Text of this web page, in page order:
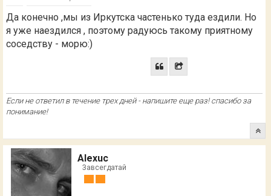
Да конечно ,мы из Иркутска частенько туда ездили. Но
я уже наездился , поэтому радуюсь такому приятному
соседству - морю:)
Если не ответил в течение трех дней - напишите еще раз! спасибо за
понимание!
Alexuc
Завсегдатай